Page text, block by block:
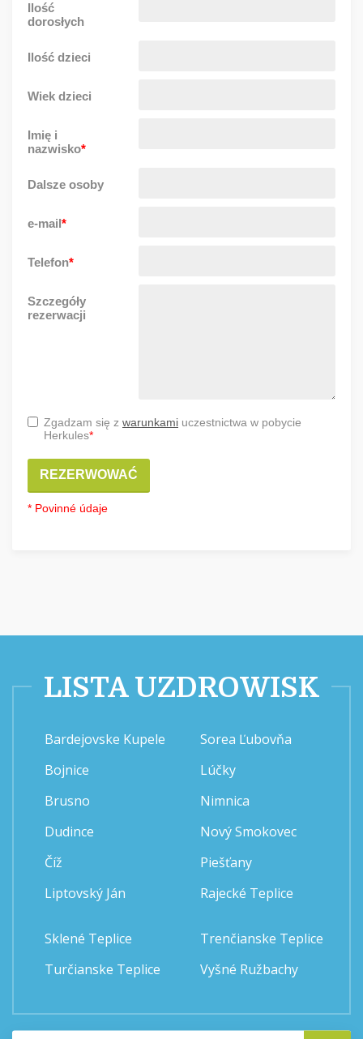
Ilość
dorosłych
Ilość dzieci
Wiek dzieci
Imię i
nazwisko*
Dalsze osoby
e-mail*
Telefon*
Szczegóły
rezerwacji
Zgadzam się z warunkami uczestnictwa w pobycie
Herkules*
REZERWOWAĆ
* Povinné údaje
LISTA UZDROWISK
Bardejovske Kupele
Bojnice
Brusno
Dudince
Číž
Liptovský Ján
Sorea Ľubovňa
Lúčky
Nimnica
Nový Smokovec
Piešťany
Rajecké Teplice
Sklené Teplice
Turčianske Teplice
Trenčianske Teplice
Vyšné Ružbachy